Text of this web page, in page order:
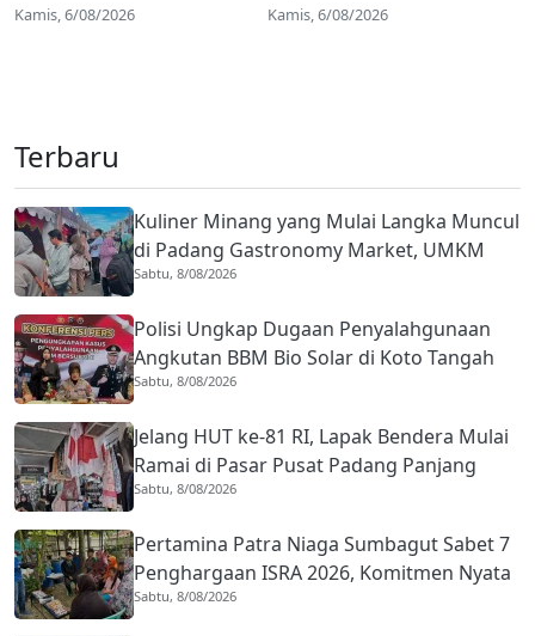
Kamis, 6/08/2026 Kamis, 6/08/2026
Terbaru
Kuliner Minang yang Mulai Langka Muncul
di Padang Gastronomy Market, UMKM
Ikut Ketiban Berkah
Sabtu, 8/08/2026
Polisi Ungkap Dugaan Penyalahgunaan
Angkutan BBM Bio Solar di Koto Tangah
Padang, 36 Jeriken Diamankan
Sabtu, 8/08/2026
Jelang HUT ke-81 RI, Lapak Bendera Mulai
Ramai di Pasar Pusat Padang Panjang
Sabtu, 8/08/2026
Pertamina Patra Niaga Sumbagut Sabet 7
Penghargaan ISRA 2026, Komitmen Nyata
Kontribusi untuk Masyarakat
Sabtu, 8/08/2026